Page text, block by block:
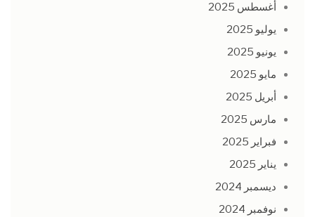
أغسطس 2025
يوليو 2025
يونيو 2025
مايو 2025
أبريل 2025
مارس 2025
فبراير 2025
يناير 2025
ديسمبر 2024
نوفمبر 2024